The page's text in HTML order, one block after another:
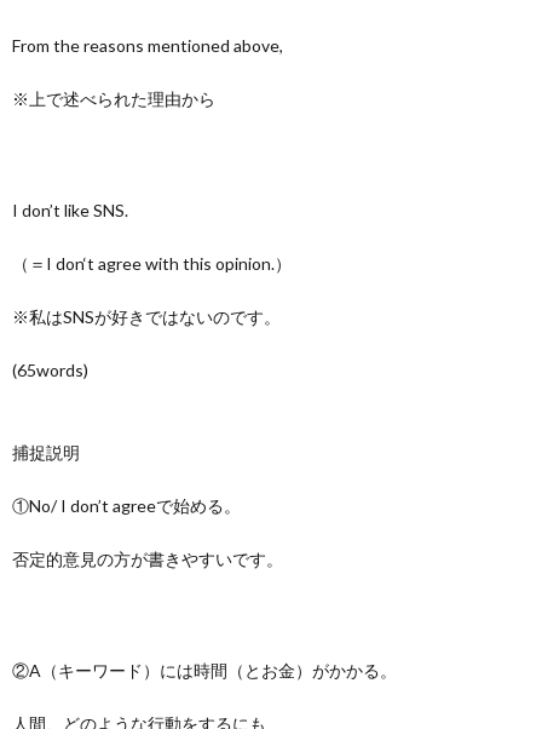
From the reasons mentioned above,
※上で述べられた理由から
I don’t like SNS.
（＝I don‘t agree with this opinion.）
※私はSNSが好きではないのです。
(65words)
捕捉説明
①No/ I don’t agreeで始める。
否定的意見の方が書きやすいです。
②A（キーワード）には時間（とお金）がかかる。
人間、どのような行動をするにも